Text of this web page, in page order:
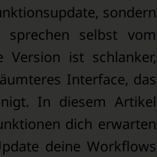
sondern
sprechen selbst vom
Version ist schlanker,
Interface, das
In diesem Artikel
dich erwarten
deine Workflows